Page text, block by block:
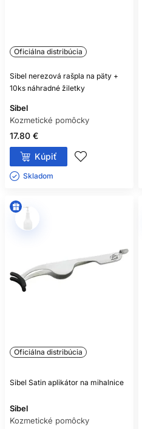
Oficiálna distribúcia
Sibel nerezová rašpla na päty +
10ks náhradné žiletky
Sibel
Kozmetické pomôcky
17.80 €
Kúpiť
Skladom ㅤ
Oficiálna distribúcia
Sibel Satin aplikátor na mihalnice
Sibel
Kozmetické pomôcky